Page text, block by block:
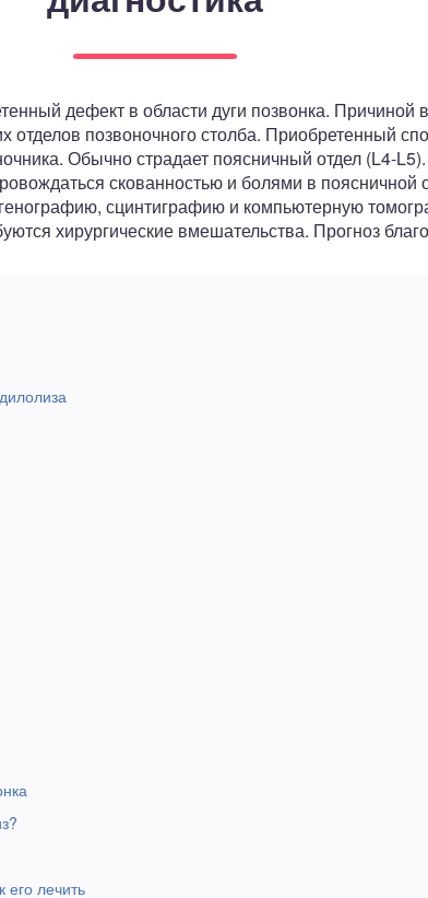
дефект в области дуги позвонка. Причиной
позвоночного столба. Приобретенный
Обычно страдает поясничный отдел (L4-
скованностью и болями в поясничной
сцинтиграфию и компьютерную
хирургические вмешательства. Прогноз
его лечить